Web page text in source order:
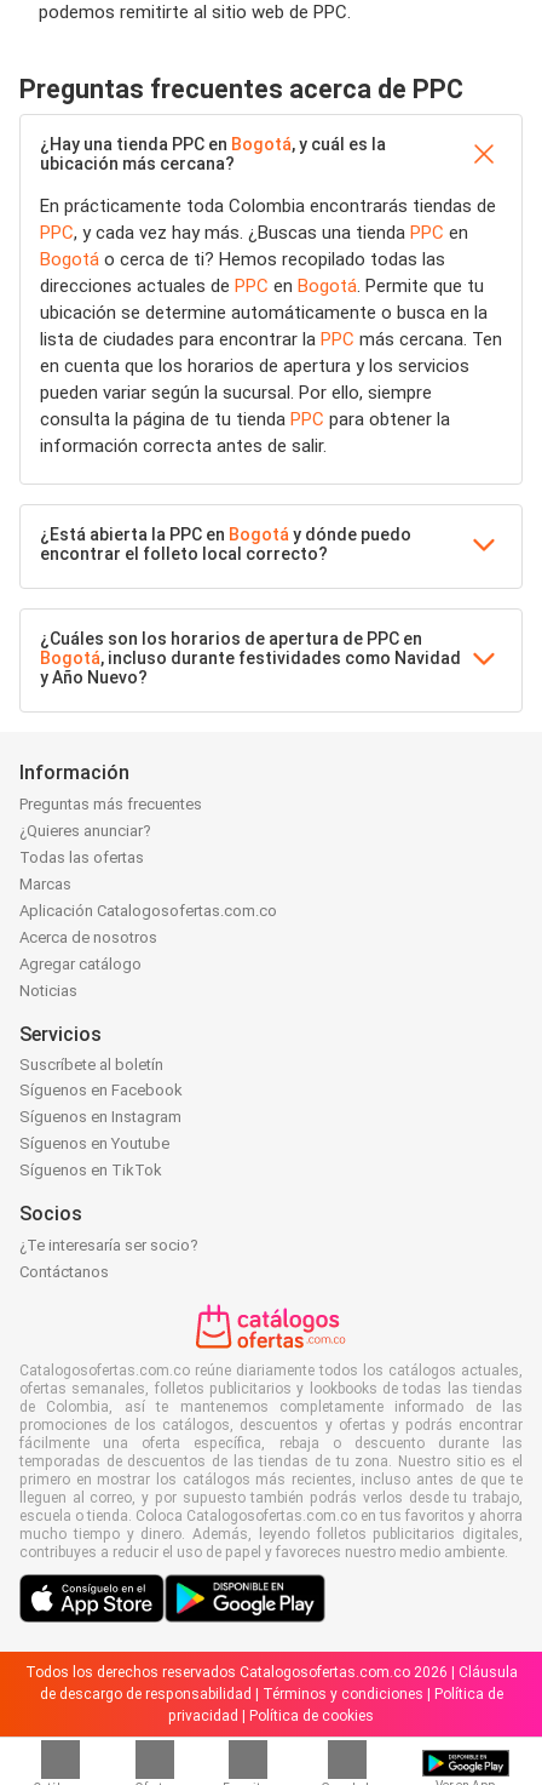
podemos remitirte al sitio web de PPC.
Preguntas frecuentes acerca de PPC
¿Hay una tienda PPC en Bogotá, y cuál es la
ubicación más cercana?
En prácticamente toda Colombia encontrarás tiendas de
PPC, y cada vez hay más. ¿Buscas una tienda PPC en
Bogotá o cerca de ti? Hemos recopilado todas las
direcciones actuales de PPC en Bogotá. Permite que tu
ubicación se determine automáticamente o busca en la
lista de ciudades para encontrar la PPC más cercana. Ten
en cuenta que los horarios de apertura y los servicios
pueden variar según la sucursal. Por ello, siempre
consulta la página de tu tienda PPC para obtener la
información correcta antes de salir.
¿Está abierta la PPC en Bogotá y dónde puedo
encontrar el folleto local correcto?
¿Cuáles son los horarios de apertura de PPC en
Bogotá, incluso durante festividades como Navidad
y Año Nuevo?
Información
Preguntas más frecuentes
¿Quieres anunciar?
Todas las ofertas
Marcas
Aplicación Catalogosofertas.com.co
Acerca de nosotros
Agregar catálogo
Noticias
Servicios
Suscríbete al boletín
Síguenos en Facebook
Síguenos en Instagram
Síguenos en Youtube
Síguenos en TikTok
Socios
¿Te interesaría ser socio?
Contáctanos
Catalogosofertas.com.co reúne diariamente todos los catálogos actuales,
ofertas semanales, folletos publicitarios y lookbooks de todas las tiendas
de Colombia, así te mantenemos completamente informado de las
promociones de los catálogos, descuentos y ofertas y podrás encontrar
fácilmente una oferta específica, rebaja o descuento durante las
temporadas de descuentos de las tiendas de tu zona. Nuestro sitio es el
primero en mostrar los catálogos más recientes, incluso antes de que te
lleguen al correo, y por supuesto también podrás verlos desde tu trabajo,
escuela o tienda. Coloca Catalogosofertas.com.co en tus favoritos y ahorra
mucho tiempo y dinero. Además, leyendo folletos publicitarios digitales,
contribuyes a reducir el uso de papel y favoreces nuestro medio ambiente.
Todos los derechos reservados Catalogosofertas.com.co 2026 | Cláusula
de descargo de responsabilidad
Términos y condiciones
Política de
privacidad
Política de cookies